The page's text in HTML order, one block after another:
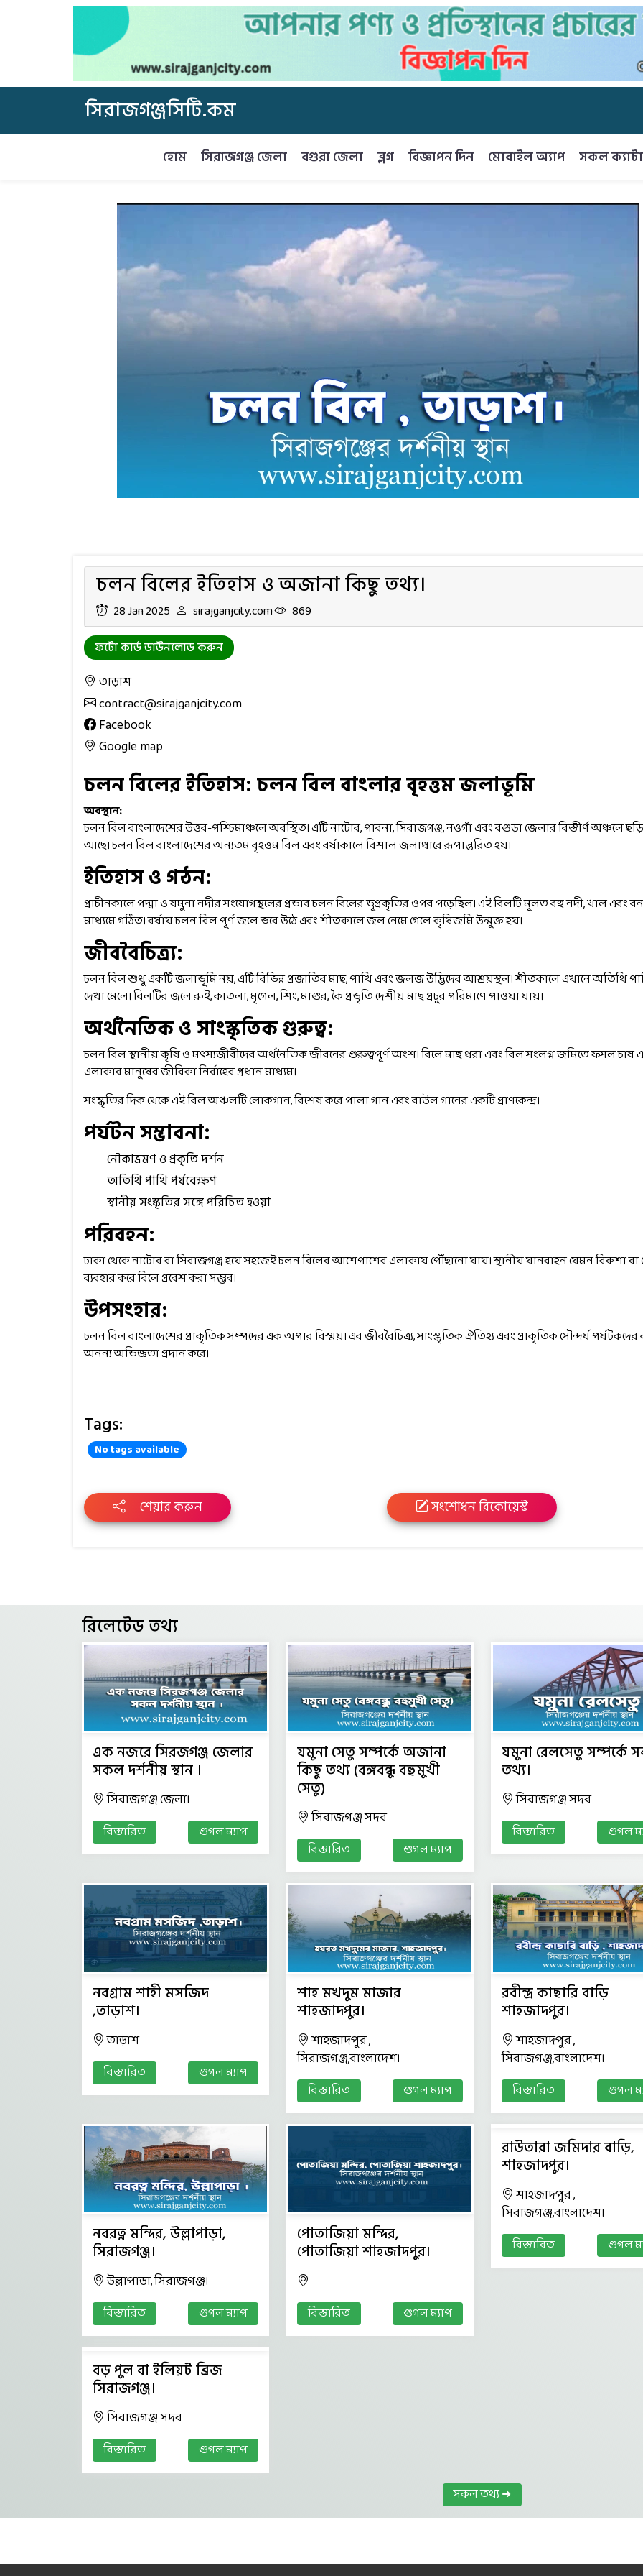
সিরাজগঞ্জসিটি.কম
হোম সিরাজগঞ্জ জেলা বগুরা জেলা ব্লগ বিজ্ঞাপন দিন মোবাইল অ্যাপ সকল
চলন বিলের ইতিহাস ও অজানা কিছু তথ্য।
28 Jan 2025 sirajganjcity.com 869
ফটো কার্ড ডাউনলোড করুন
তাড়াশ
contract@sirajganjcity.com
Facebook
Google map
চলন বিলের ইতিহাস: চলন বিলবাংলার বৃহত্তম জলাভূমি
অবস্থান:
চলন বিল বাংলাদেশের উত্তর-পশ্চিমাঞ্চলে অবস্থিত। এটি নাটোর, পাবনা, সিরাজগঞ্জ, নওগাঁ এবং বগুড়া জেলার বিস্তীর্ণ অঞ্চলে
আছে। চলন বিল বাংলাদেশের অন্যতম বৃহত্তম বিল এবং বর্ষাকালে বিশাল জলাধারে রূপান্তরিত হয়।
ইতিহাস ও গঠন:
প্রাচীনকালে পদ্মা ও যমুনা নদীর সংযোগস্থলের প্রভাব চলন বিলের ভূপ্রকৃতির ওপর পড়েছিল। এই বিলটি মূলত বহু নদী, খাল এবং
মাধ্যমে গঠিত। বর্ষায় চলন বিল পূর্ণ জলে ভরে উঠে এবং শীতকালে জল নেমে গেলে কৃষিজমি উন্মুক্ত হয়।
জীববৈচিত্র্য:
চলন বিল শুধু একটি জলাভূমি নয়, এটি বিভিন্ন প্রজাতির মাছ, পাখি এবং জলজ উদ্ভিদের আশ্রয়স্থল। শীতকালে এখানে অতিথি
দেখা মেলে। বিলটির জলে রুই, কাতলা, মৃগেল, শিং, মাগুর, কৈ প্রভৃতি দেশীয় মাছ প্রচুর পরিমাণে পাওয়া যায়।
অর্থনৈতিক ও সাংস্কৃতিক গুরুত্ব:
চলন বিল স্থানীয় কৃষি ও মৎস্যজীবীদের অর্থনৈতিক জীবনের গুরুত্বপূর্ণ অংশ। বিলে মাছ ধরা এবং বিল সংলগ্ন জমিতে ফসল চাষ
এলাকার মানুষের জীবিকা নির্বাহের প্রধান মাধ্যম।
সংস্কৃতির দিক থেকে এই বিল অঞ্চলটি লোকগান, বিশেষ করে পালা গান এবং বাউল গানের একটি প্রাণকেন্দ্র।
পর্যটন সম্ভাবনা:
নৌকাভ্রমণ ও প্রকৃতি দর্শন
অতিথি পাখি পর্যবেক্ষণ
স্থানীয় সংস্কৃতির সঙ্গে পরিচিত হওয়া
পরিবহন:
ঢাকা থেকে নাটোর বা সিরাজগঞ্জ হয়ে সহজেই চলন বিলের আশেপাশের এলাকায় পৌঁছানো যায়। স্থানীয় যানবাহন যেমন রিকশা
ব্যবহার করে বিলে প্রবেশ করা সম্ভব।
উপসংহার:
চলন বিল বাংলাদেশের প্রাকৃতিক সম্পদের এক অপার বিস্ময়। এর জীববৈচিত্র্য, সাংস্কৃতিক ঐতিহ্য এবং প্রাকৃতিক সৌন্দর্য পর্যটকদের
অনন্য অভিজ্ঞতা প্রদান করে।
Tags:
No tags available
শেয়ার করুন সংশোধন রিকোয়েস্ট
রিলেটেড তথ্য
এক নজরে সিরজগঞ্জ জেলার
সকল দর্শনীয় স্থান ।
সিরাজগঞ্জ জেলা।
বিস্তারিত গুগল ম্যাপ
যমুনা সেতু সম্পর্কে অজানা
কিছু তথ্য (বঙ্গবন্ধু বহুমুখী
সেতু)
সিরাজগঞ্জ সদর
বিস্তারিত গুগল ম্যাপ
যমুনা রেলসেতু সম্পর্কে
তথ্য।
সিরাজগঞ্জ সদর
বিস্তারিত গুগল
নবগ্রাম শাহী মসজিদ
,তাড়াশ।
তাড়াশ
বিস্তারিত গুগল ম্যাপ
শাহ মখদুম মাজার
শাহজাদপুর।
শাহজাদপুর ,
সিরাজগঞ্জ,বাংলাদেশ।
বিস্তারিত গুগল ম্যাপ
রবীন্দ্র কাছারি বাড়ি
শাহজাদপুর।
শাহজাদপুর ,
সিরাজগঞ্জ,বাংলাদেশ।
বিস্তারিত গুগল
নবরত্ন মন্দির, উল্লাপাড়া,
সিরাজগঞ্জ।
উল্লাপাড়া, সিরাজগঞ্জ।
বিস্তারিত গুগল ম্যাপ
পোতাজিয়া মন্দির,
পোতাজিয়া শাহজাদপুর।
বিস্তারিত গুগল ম্যাপ
রাউতারা জমিদার বাড়ি,
শাহজাদপুর।
শাহজাদপুর ,
সিরাজগঞ্জ,বাংলাদেশ।
বিস্তারিত গুগল
বড় পুল বা ইলিয়ট ব্রিজ
সিরাজগঞ্জ।
সিরাজগঞ্জ সদর
বিস্তারিত গুগল ম্যাপ
সকল তথ্য ➜